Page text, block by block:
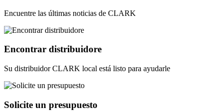
Encuentre las últimas noticias de CLARK
Encontrar distribuidore
Su distribuidor CLARK local está listo para ayudarle
Solicite un presupuesto